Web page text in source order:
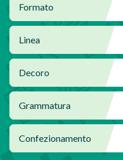
Formato
Linea
Decoro
Grammatura
Confezionamento